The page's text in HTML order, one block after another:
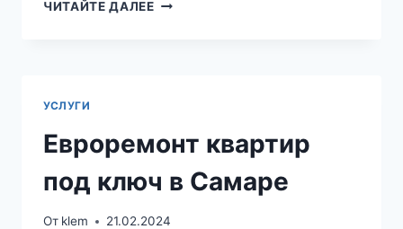
ЧИТАЙТЕ ДАЛЕЕ
УСЛУГИ
Евроремонт квартир
под ключ в Самаре
От klem 21.02.2024